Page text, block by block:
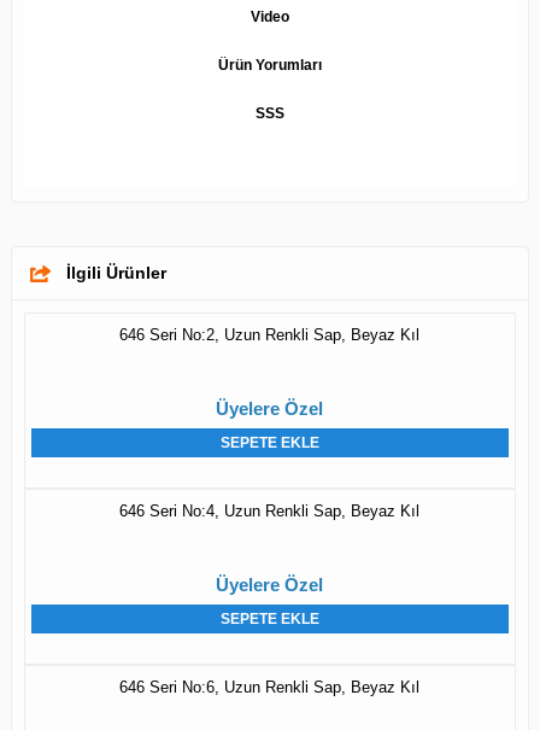
Video
Ürün Yorumları
SSS
İlgili Ürünler
646 Seri No:2, Uzun Renkli Sap, Beyaz Kıl
Üyelere Özel
SEPETE EKLE
646 Seri No:4, Uzun Renkli Sap, Beyaz Kıl
Üyelere Özel
SEPETE EKLE
646 Seri No:6, Uzun Renkli Sap, Beyaz Kıl